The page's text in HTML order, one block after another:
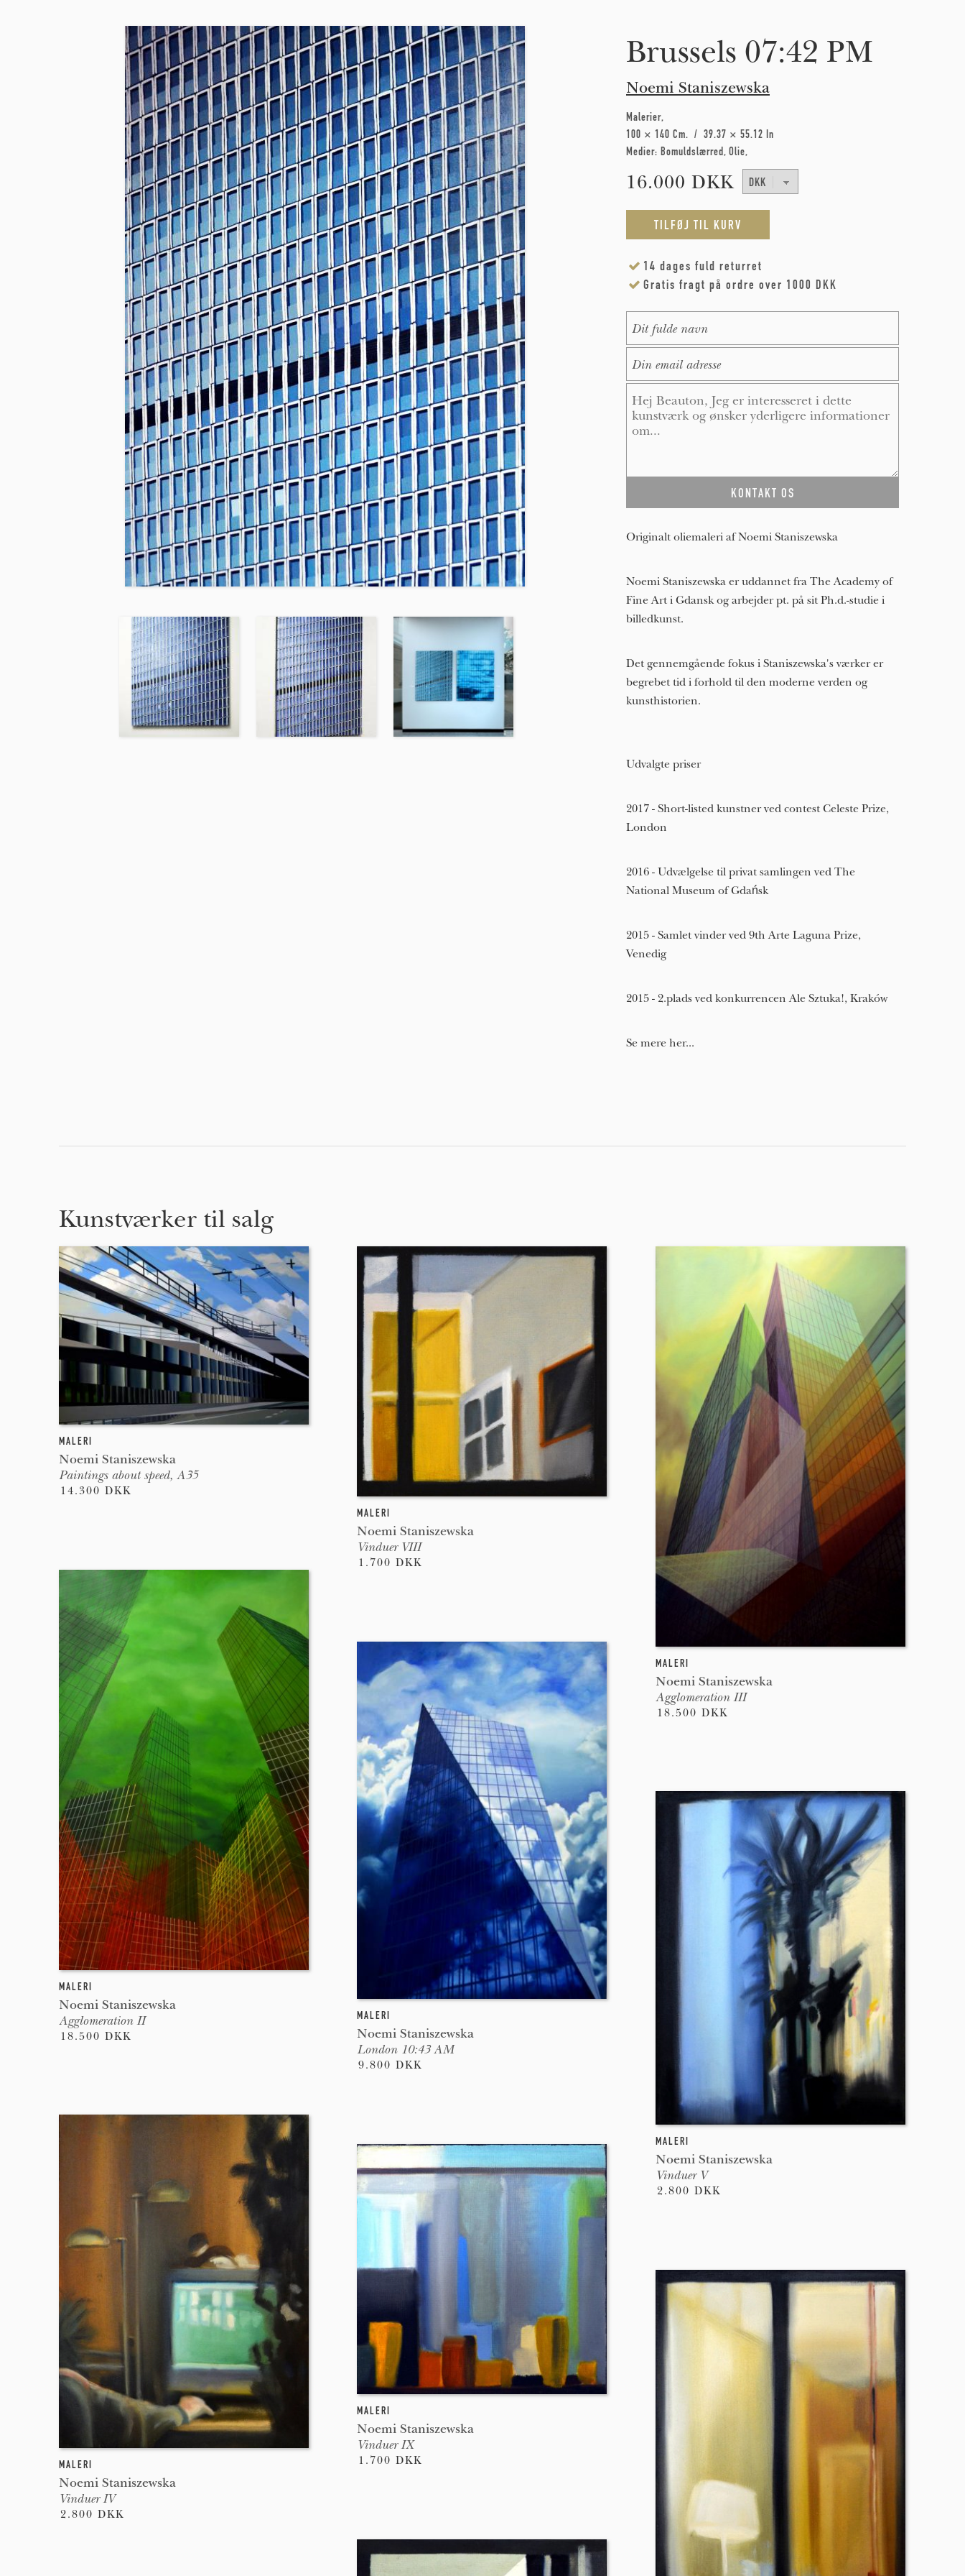
Brussels 07:42 PM
Noemi Staniszewska
Malerier
100 × 140 Cm
39.37 × 55.12 In
Medier: Bomuldslærred Olie
16.000 DKK
14 dages fuld returret
Gratis fragt på ordre over 1000 DKK
Originalt oliemaleri af Noemi Staniszewska
Noemi Staniszewska er uddannet fra The Academy of
Fine Art i Gdansk og arbejder pt. på sit Ph.d.-studie i
billedkunst.
Det gennemgående fokus i Staniszewska's værker er
begrebet tid i forhold til den moderne verden og
kunsthistorien.
Udvalgte priser
2017 - Short-listed kunstner ved contest Celeste Prize,
London
2016 - Udvælgelse til privat samlingen ved The
National Museum of Gdańsk
2015 - Samlet vinder ved 9th Arte Laguna Prize,
Venedig
2015 - 2.plads ved konkurrencen Ale Sztuka!, Kraków
Se mere her...
Kunstværker til salg
MALERI
Noemi Staniszewska
Paintings about speed, A35
14.300 DKK
MALERI
Noemi Staniszewska
Vinduer VIII
1.700 DKK
MALERI
Noemi Staniszewska
Agglomeration III
18.500 DKK
MALERI
Noemi Staniszewska
Agglomeration II
18.500 DKK
MALERI
Noemi Staniszewska
London 10:43 AM
9.800 DKK
MALERI
Noemi Staniszewska
Vinduer V
2.800 DKK
MALERI
Noemi Staniszewska
Vinduer IV
2.800 DKK
MALERI
Noemi Staniszewska
Vinduer IX
1.700 DKK